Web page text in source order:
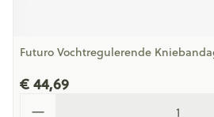
Futuro Vochtregulerende
€ 44,69